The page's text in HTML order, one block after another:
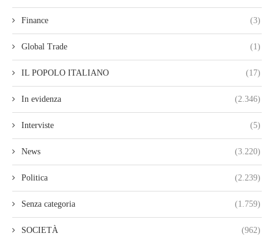
Finance (3)
Global Trade (1)
IL POPOLO ITALIANO (17)
In evidenza (2.346)
Interviste (5)
News (3.220)
Politica (2.239)
Senza categoria (1.759)
SOCIETÀ (962)